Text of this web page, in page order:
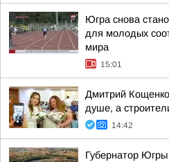
Югра снова
для молодых
мира
15:01
Дмитрий
душе, а
14:42
Губернатор